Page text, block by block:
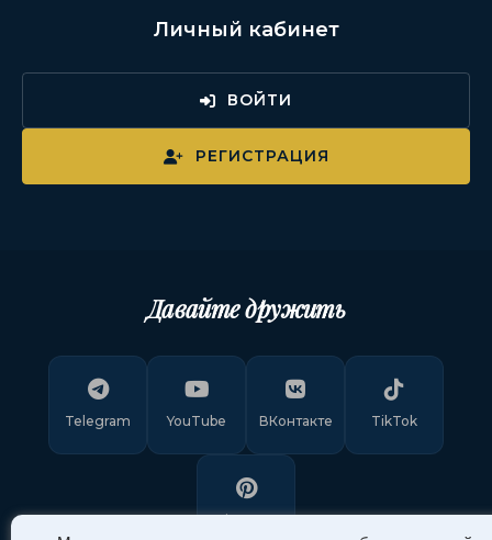
Личный кабинет
ВОЙТИ
РЕГИСТРАЦИЯ
Давайте дружить
Telegram YouTube ВКонтакте TikTok
Pinterest